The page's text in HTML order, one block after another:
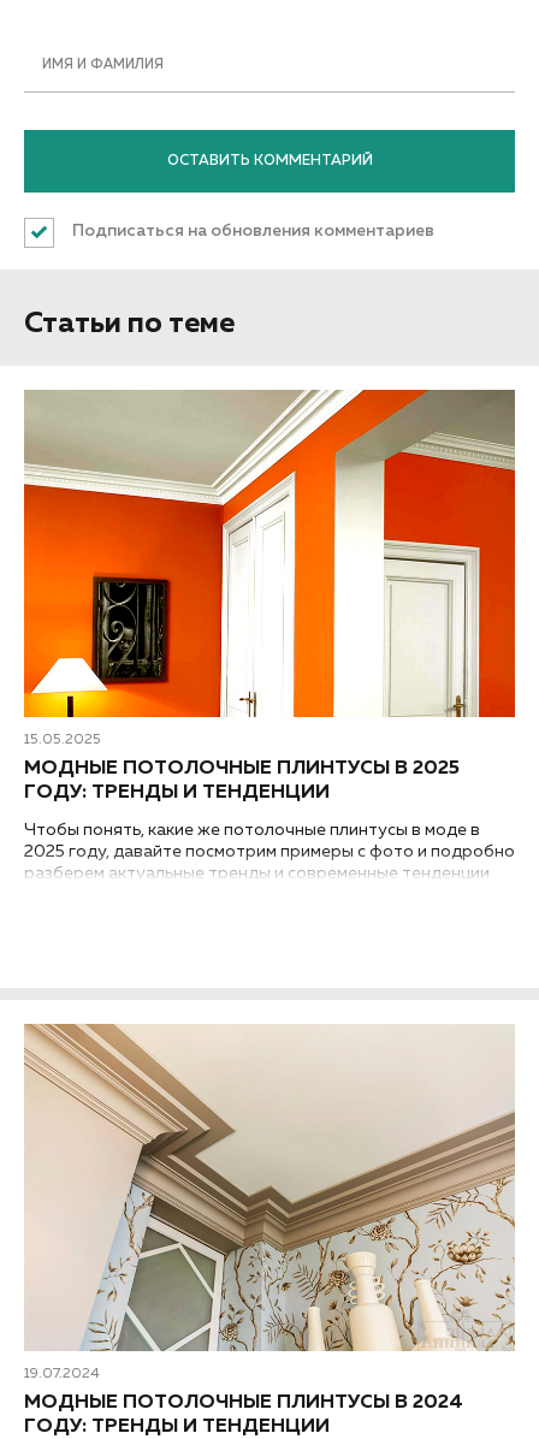
ИМЯ И ФАМИЛИЯ
Подписаться на обновления комментариев
Статьи по теме
15.05.2025
МОДНЫЕ ПОТОЛОЧНЫЕ ПЛИНТУСЫ В 2025
ГОДУ: ТРЕНДЫ И ТЕНДЕНЦИИ
Чтобы понять, какие же потолочные плинтусы в моде в
2025 году, давайте посмотрим примеры с фото и подробно
разберем актуальные тренды и современные тенденции
19.07.2024
МОДНЫЕ ПОТОЛОЧНЫЕ ПЛИНТУСЫ В 2024
ГОДУ: ТРЕНДЫ И ТЕНДЕНЦИИ